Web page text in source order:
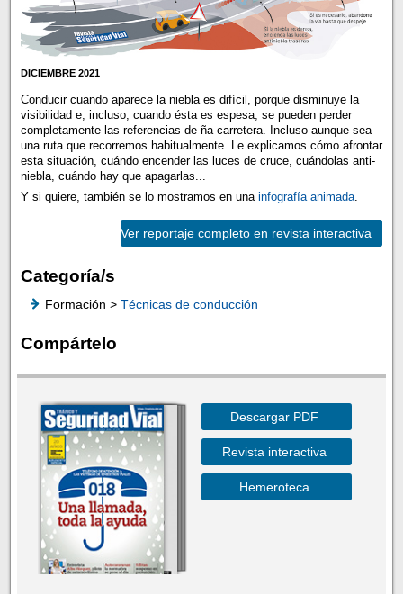
DICIEMBRE 2021
Conducir cuando aparece la niebla es difícil, porque disminuye la
visibilidad e, incluso, cuando ésta es espesa, se pueden perder
completamente las referencias de ña carretera. Incluso aunque sea
una ruta que recorremos habitualmente. Le explicamos cómo afrontar
esta situación, cuándo encender las luces de cruce, cuándolas anti-
niebla, cuándo hay que apagarlas...
Y si quiere, también se lo mostramos en una infografía animada.
Ver reportaje completo en revista interactiva
Categoría/s
Formación > Técnicas de conducción
Compártelo
Descargar PDF
Revista interactiva
Hemeroteca